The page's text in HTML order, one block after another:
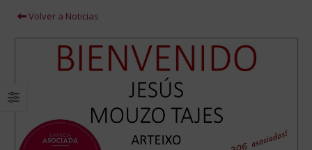
Volver a Noticias